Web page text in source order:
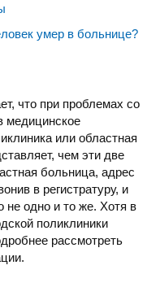
умер в больнице?
что при проблемах со
медицинское
или областная
чем эти две
больница, адрес
в регистратуру, и
не одно и то же. Хотя в
поликлиники
рассмотреть